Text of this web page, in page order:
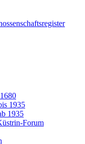
1935
1935
Forum